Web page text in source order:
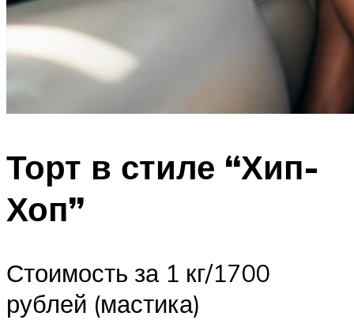
Торт в стиле “Хип-
Хоп”
Стоимость за 1 кг/1700
рублей (мастика)